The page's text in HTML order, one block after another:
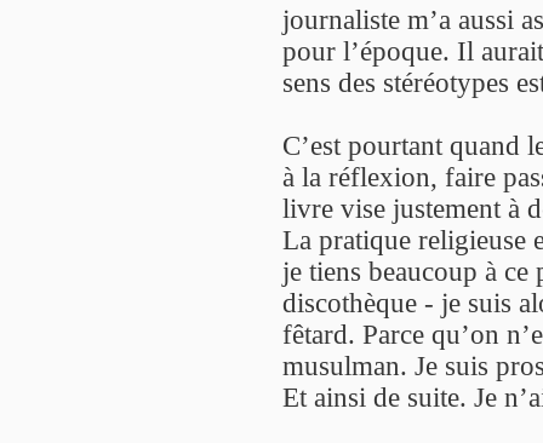
journaliste m’a aussi
pour l’époque. Il
sens des stéréotypes
C’est pourtant quand
à la réflexion, faire
livre vise justement à
La pratique religieuse
je tiens beaucoup à ce
discothèque - je suis
fêtard. Parce qu’on
musulman. Je suis
Et ainsi de suite. Je